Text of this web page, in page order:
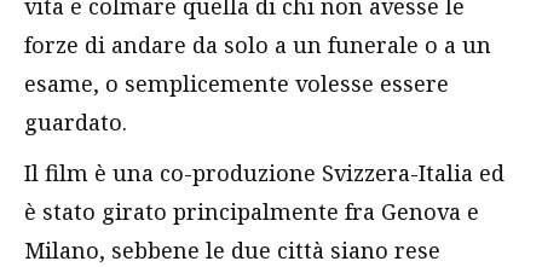
vita e colmare quella di chi non avesse le
forze di andare da solo a un funerale o a un
esame, o semplicemente volesse essere
guardato.
Il film è una co-produzione Svizzera-Italia ed
è stato girato principalmente fra Genova e
Milano, sebbene le due città siano rese